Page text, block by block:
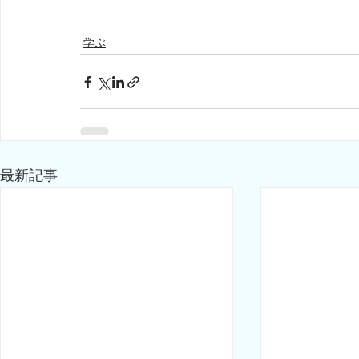
学ぶ
最新記事